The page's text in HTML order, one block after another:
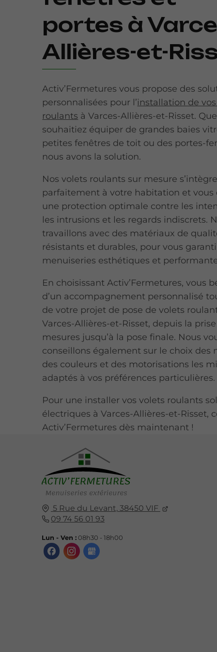
portes à
Allières-et-
Activ’Fermetures vous propose des
personnalisées pour l’installation de
roulants à Varces-Allières-et-Risset.
souhaitiez équiper de grandes baies
petites fenêtres de toit ou des portes-
nous avons la solution.
Nos volets roulants sur mesure
parfaitement à votre habitation et vous
une protection optimale contre les
les intrusions et les regards indiscrets.
travaillons avec des matériaux de
résistants et durables, pour vous
menuiseries esthétiques et
En choisissant Activ’Fermetures, vous
d’un accompagnement personnalisé
de votre projet de pose de volets
Varces-Allières-et-Risset, depuis la
mesures jusqu’à la pose finale. Nous
conseillons également sur le choix des
des couleurs et des motorisations les
adaptés à vos préférences particulières.
Pour une installer vos volets roulants
électriques à Varces-Allières-et-Risset,
Activ’Fermetures dès maintenant !
5 Rue du Levant, 38450 VIF
09 74 56 01 93
Lun - Ven :08h30 - 18h00